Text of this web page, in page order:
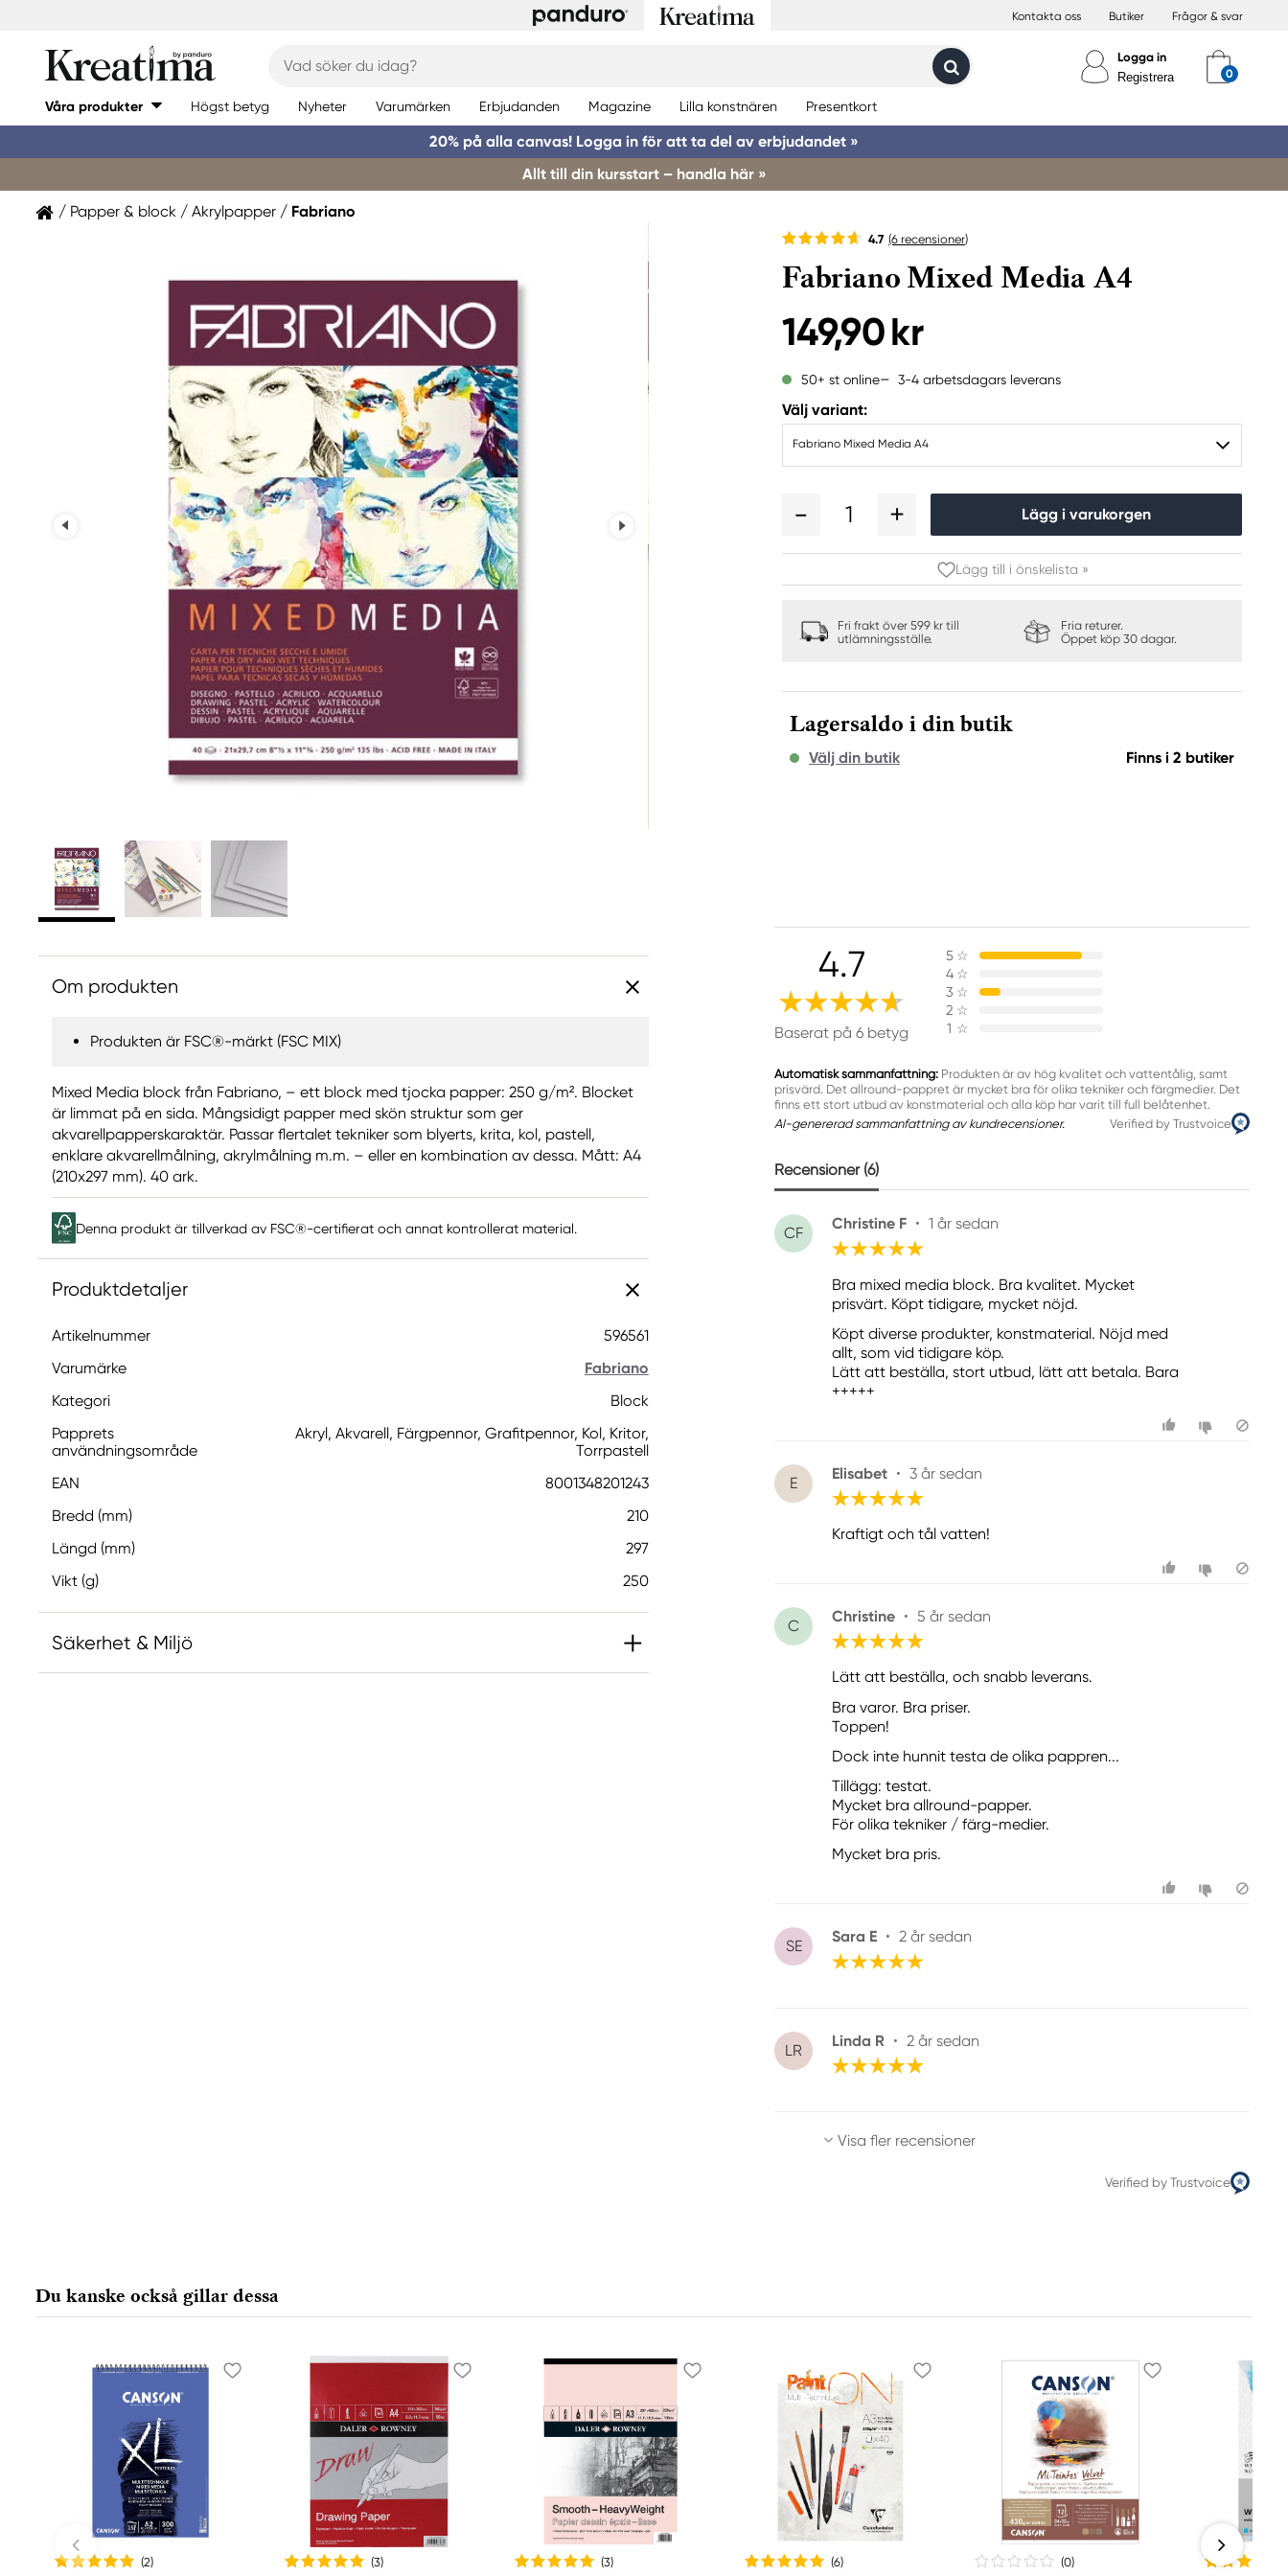
Kontakta oss Butiker Frågor & svar
Logga in
Registrera
Våra produkter Högst betyg Nyheter Varumärken Erbjudanden Magazine Lilla konstnären Presentkort
20% på alla canvas! Logga in för att ta del av erbjudandet »
Allt till din kursstart – handla här »
Papper & block Akrylpapper Fabriano
4.7 (6 recensioner)
Fabriano Mixed Media A4
149,90 kr
50+ st online 3-4 arbetsdagars leverans
Välj variant:
Fabriano Mixed Media A4
1 Lägg i varukorgen
Lägg till i önskelista »
Fri frakt över 599 kr till
utlämningsställe.
Fria returer.
Öppet köp 30 dagar.
Lagersaldo i din butik
Välj din butik Finns i 2 butiker
Om produkten
Produkten är FSC®-märkt (FSC MIX)
Mixed Media block från Fabriano, – ett block med tjocka papper: 250 g/m². Blocket
är limmat på en sida. Mångsidigt papper med skön struktur som ger
akvarellpapperskaraktär. Passar flertalet tekniker som blyerts, krita, kol, pastell,
enklare akvarellmålning, akrylmålning m.m. – eller en kombination av dessa. Mått: A4
(210x297 mm). 40 ark.
Denna produkt är tillverkad av FSC®-certifierat och annat kontrollerat material.
Produktdetaljer
Artikelnummer
596561
Varumärke
Fabriano
Kategori
Block
Papprets
användningsområde
Akryl, Akvarell, Färgpennor, Grafitpennor, Kol, Kritor,
Torrpastell
EAN
8001348201243
Bredd (mm)
210
Längd (mm)
297
Vikt (g)
250
Säkerhet & Miljö
4.7
Baserat på 6 betyg
5 ☆
4 ☆
3 ☆
2 ☆
1 ☆
Automatisk sammanfattning: Produkten är av hög kvalitet och vattentålig, samt
prisvärd. Det allround-pappret är mycket bra för olika tekniker och färgmedier. Det
finns ett stort utbud av konstmaterial och alla köp har varit till full belåtenhet.
AI-genererad sammanfattning av kundrecensioner.
Verified by Trustvoice
Recensioner (6)
CF
Christine F • 1 år sedan
Bra mixed media block. Bra kvalitet. Mycket
prisvärt. Köpt tidigare, mycket nöjd.
Köpt diverse produkter, konstmaterial. Nöjd med
allt, som vid tidigare köp.
Lätt att beställa, stort utbud, lätt att betala. Bara
+++++
E
Elisabet • 3 år sedan
Kraftigt och tål vatten!
C
Christine • 5 år sedan
Lätt att beställa, och snabb leverans.
Bra varor. Bra priser.
Toppen!
Dock inte hunnit testa de olika pappren...
Tillägg: testat.
Mycket bra allround-papper.
För olika tekniker / färg-medier.
Mycket bra pris.
SE
Sara E • 2 år sedan
LR
Linda R • 2 år sedan
Visa fler recensioner
Verified by Trustvoice
Du kanske också gillar dessa
(2) (3) (3) (6) (0)